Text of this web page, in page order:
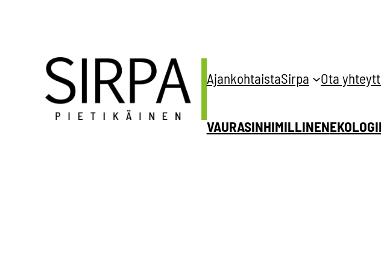
AjankohtaistaSirpa Ota
VAURASINHIMILLINEN